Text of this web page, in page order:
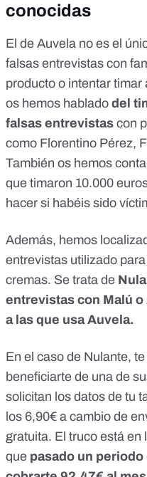
conocidas
El de Auvela no es el
falsas entrevistas con
producto o intentar timar
os hemos hablado del
falsas entrevistas con
como Florentino Pérez,
También os hemos
que timaron 10.000
hacer si habéis sido
Además, hemos
entrevistas utilizado
cremas. Se trata de
entrevistas con Malú
a las que usa Auvela.
En el caso de Nulante,
beneficiarte de una de
solicitan los datos de tu
los 6,90€ a cambio de
gratuita. El truco está en
que pasado un periodo